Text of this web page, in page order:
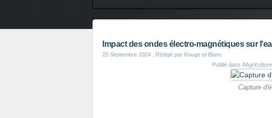
Impact des ondes électro-magnétiques sur
25 Septembre 2024 , Rédigé par Rouge et Blanc
Publié dans #Agriculture
Capture